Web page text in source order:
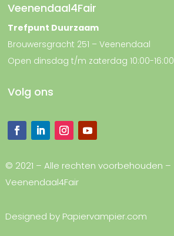
Veenendaal4Fair
Trefpunt Duurzaam
Brouwersgracht 251 – Veenendaal
Open dinsdag t/m zaterdag 10:00-16:00
Volg ons
© 2021 – Alle rechten voorbehouden –
Veenendaal4Fair
Designed by Papiervampier.com